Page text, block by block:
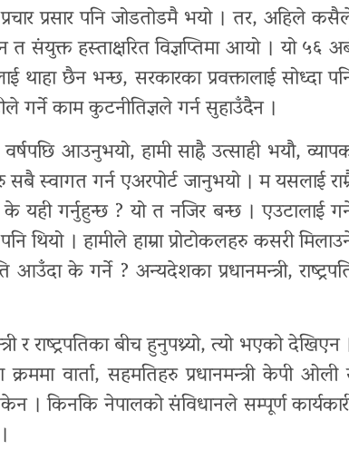
प्रचार प्रसार पनि जोडतोडमै भयो । तर, अहिले
संयुक्त हस्ताक्षरित विज्ञप्तिमा आयो । यो ५६
थाहा छैन भन्छ, सरकारका प्रवक्तालाई सोध्दा
गर्ने काम कुटनीतिज्ञले गर्न सुहाउँदैन ।
आउनुभयो, हामी साह्रै उत्साही भयौ,
सबै स्वागत गर्न एअरपोर्ट जानुभयो । म यसलाई
गर्नुहुन्छ ? यो त नजिर बन्छ । एउटालाई
थियो । हामीले हाम्रा प्रोटोकलहरु कसरी
आउँदा के गर्ने ? अन्यदेशका प्रधानमन्त्री,
र राष्ट्रपतिका बीच हुनुपथ्र्यो, त्यो भएको देखिएन
वार्ता, सहमतिहरु प्रधानमन्त्री केपी ओली
। किनकि नेपालको संविधानले सम्पूर्ण